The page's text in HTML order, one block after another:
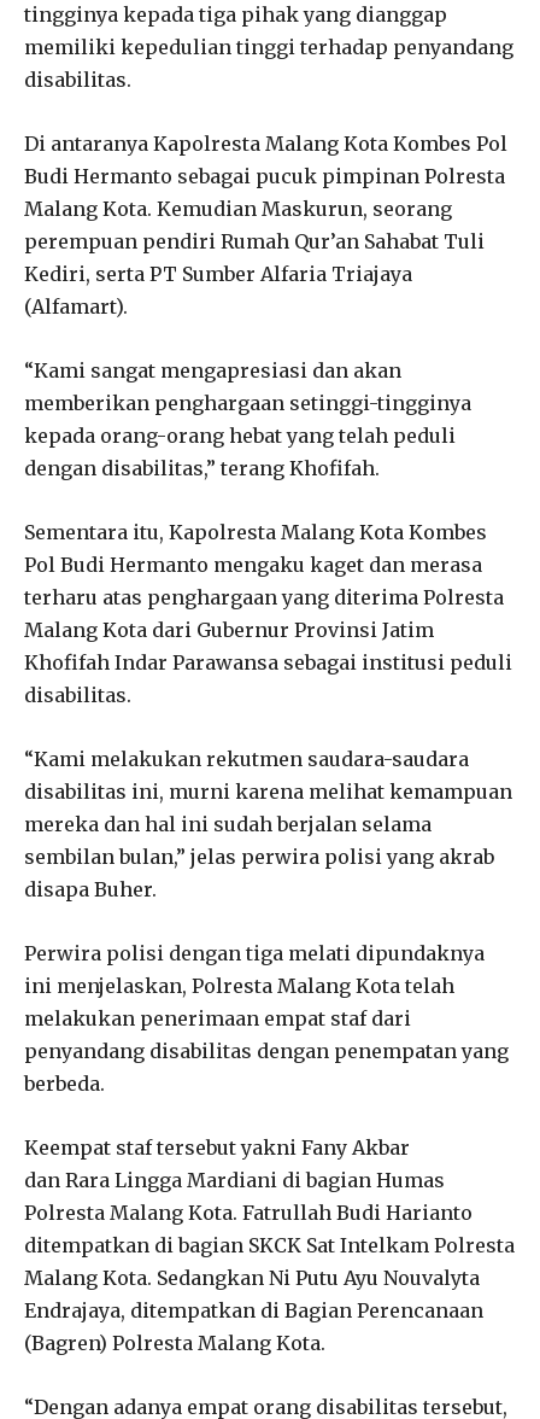
tingginya kepada tiga pihak yang dianggap
memiliki kepedulian tinggi terhadap penyandang
disabilitas.
Di antaranya Kapolresta Malang Kota Kombes Pol
Budi Hermanto sebagai pucuk pimpinan Polresta
Malang Kota. Kemudian Maskurun, seorang
perempuan pendiri Rumah Qur’an Sahabat Tuli
Kediri, serta PT Sumber Alfaria Triajaya
(Alfamart).
“Kami sangat mengapresiasi dan akan
memberikan penghargaan setinggi-tingginya
kepada orang-orang hebat yang telah peduli
dengan disabilitas,” terang Khofifah.
Sementara itu, Kapolresta Malang Kota Kombes
Pol Budi Hermanto mengaku kaget dan merasa
terharu atas penghargaan yang diterima Polresta
Malang Kota dari Gubernur Provinsi Jatim
Khofifah Indar Parawansa sebagai institusi peduli
disabilitas.
“Kami melakukan rekutmen saudara-saudara
disabilitas ini, murni karena melihat kemampuan
mereka dan hal ini sudah berjalan selama
sembilan bulan,” jelas perwira polisi yang akrab
disapa Buher.
Perwira polisi dengan tiga melati dipundaknya
ini menjelaskan, Polresta Malang Kota telah
melakukan penerimaan empat staf dari
penyandang disabilitas dengan penempatan yang
berbeda.
Keempat staf tersebut yakni Fany Akbar
dan Rara Lingga Mardiani di bagian Humas
Polresta Malang Kota. Fatrullah Budi Harianto
ditempatkan di bagian SKCK Sat Intelkam Polresta
Malang Kota. Sedangkan Ni Putu Ayu Nouvalyta
Endrajaya, ditempatkan di Bagian Perencanaan
(Bagren) Polresta Malang Kota.
“Dengan adanya empat orang disabilitas tersebut,